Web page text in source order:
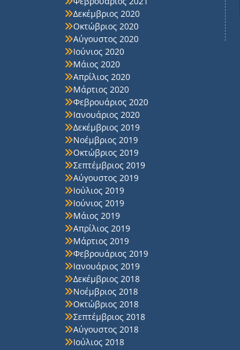
Δεκέμβριος 2020
Οκτώβριος 2020
Αύγουστος 2020
Ιούνιος 2020
Μάιος 2020
Απρίλιος 2020
Μάρτιος 2020
Φεβρουάριος 2020
Ιανουάριος 2020
Δεκέμβριος 2019
Νοέμβριος 2019
Οκτώβριος 2019
Σεπτέμβριος 2019
Αύγουστος 2019
Ιούλιος 2019
Ιούνιος 2019
Μάιος 2019
Απρίλιος 2019
Μάρτιος 2019
Φεβρουάριος 2019
Ιανουάριος 2019
Δεκέμβριος 2018
Νοέμβριος 2018
Οκτώβριος 2018
Σεπτέμβριος 2018
Αύγουστος 2018
Ιούλιος 2018